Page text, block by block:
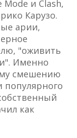
Mode и Clash,
Карузо.
арии,
"оживить
Именно
смешению
популярного
как